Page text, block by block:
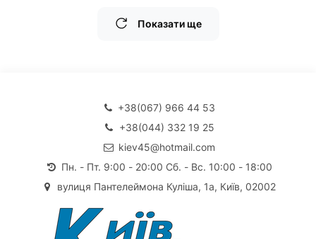
Показати ще
+38(067) 966 44 53
+38(044) 332 19 25
kiev45@hotmail.com
Пн. - Пт. 9:00 - 20:00 Сб. - Вс. 10:00 - 18:00
вулиця Пантелеймона Куліша, 1а, Київ, 02002